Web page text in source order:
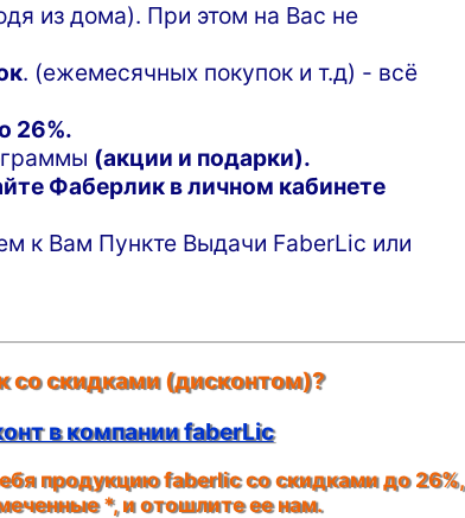
из дома). При этом на Вас не
. (ежемесячных покупок и т.д) - всё
26%.
(акции и подарки).
Фаберлик в личном кабинете
к Вам Пункте Выдачи FaberLic или
со скидками (дисконтом)?
в компании faberLic
продукцию faberlic со скидками до 26%,
*, и отошлите ее нам.